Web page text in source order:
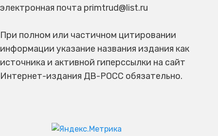
электронная почта primtrud@list.ru
При полном или частичном цитировании
информации указание названия издания как
источника и активной гиперссылки на сайт
Интернет-издания ДВ-РОСС обязательно.